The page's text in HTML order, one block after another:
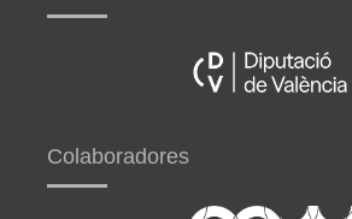
Colaboradores